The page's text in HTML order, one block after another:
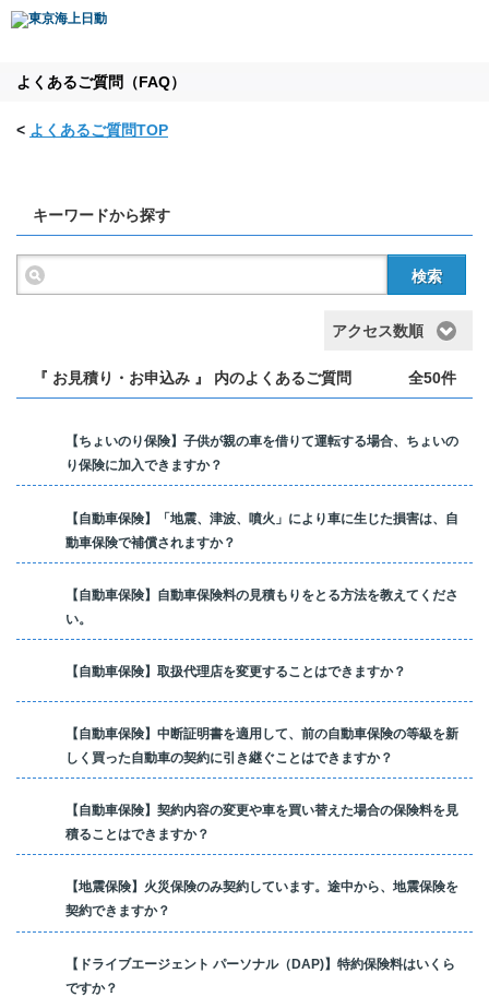
よくあるご質問（FAQ）
< よくあるご質問TOP
キーワードから探す
検索
アクセス数順
『 お見積り・お申込み 』 内のよくあるご質問 全50件
【ちょいのり保険】子供が親の車を借りて運転する場合、ちょいの
り保険に加入できますか？
【自動車保険】「地震、津波、噴火」により車に生じた損害は、自
動車保険で補償されますか？
【自動車保険】自動車保険料の見積もりをとる方法を教えてくださ
い。
【自動車保険】取扱代理店を変更することはできますか？
【自動車保険】中断証明書を適用して、前の自動車保険の等級を新
しく買った自動車の契約に引き継ぐことはできますか？
【自動車保険】契約内容の変更や車を買い替えた場合の保険料を見
積ることはできますか？
【地震保険】火災保険のみ契約しています。途中から、地震保険を
契約できますか？
【ドライブエージェント パーソナル（DAP)】特約保険料はいくら
ですか？